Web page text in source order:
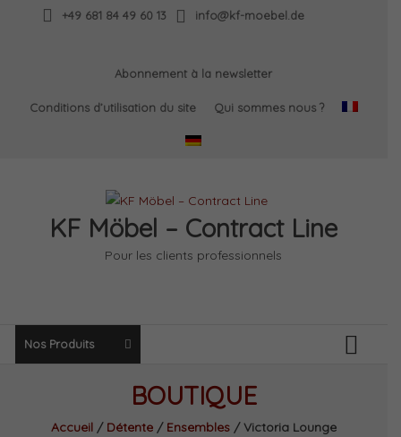
+49 681 84 49 60 13 info@kf-moebel.de
Abonnement à la newsletter
Conditions d’utilisation du site Qui sommes nous ?
KF Möbel – Contract Line
Pour les clients professionnels
Nos Produits
BOUTIQUE
Accueil/ Détente/ Ensembles/ Victoria Lounge